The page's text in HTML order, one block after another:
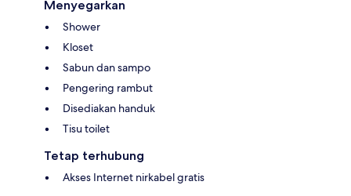
Menyegarkan
Shower
Kloset
Sabun dan sampo
Pengering rambut
Disediakan handuk
Tisu toilet
Tetap terhubung
Akses Internet nirkabel gratis